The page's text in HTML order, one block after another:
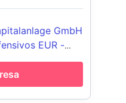
GmbH
EUR -